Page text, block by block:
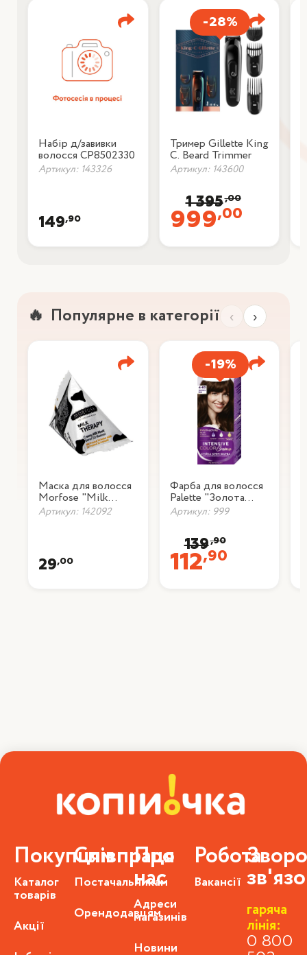
Набір д/завивки
волосся CP8502330
Артикул: 143326
149,90
-28%
Тример Gillette King
C. Beard Trimmer
Артикул: 143600
999,00
1 395,00
Популярне в категорії ‹ ›
Маска для волосся
Morfose "Milk
Therapy", 25 мл
Артикул: 142092
29,00
-19%
Фарба для волосся
Palette "Золота
кава" 4-60
Артикул: 999
112,90
139,90
Покупцям
Каталог
товарів
Акції
Співпраця
Постачальникам
Орендодавцям
Про
нас
Адреси
магазинів
Новини
Робота
Вакансії
гаряча
лінія:
0 800